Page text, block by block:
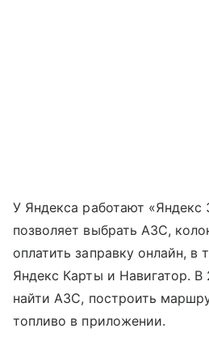
У Яндекса работают «Яндекс
позволяет выбрать АЗС,
оплатить заправку онлайн, в
Яндекс Карты и Навигатор.
найти АЗС, построить
топливо в приложении.